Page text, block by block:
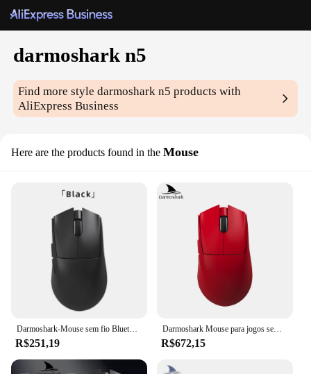
darmoshark n5
Find more styledarmoshark n5 products with
AliExpress Business
Here are the products found in the Mouse
Darmoshark-Mouse sem fio Bluetooth para jogos, N5, 4K, 8K, N52840, 26000 DPI, PAM3395, Ratos codificadores TTC, Drivers Macro personalizados
R$251,19
Darmoshark Mouse para jogos sem fio, Ratos de jogo Bluetooth, N52840 nórdico, 26000DPI, TTC para computador, desktop, notebook, N5, 4K, 8K
R$672,15